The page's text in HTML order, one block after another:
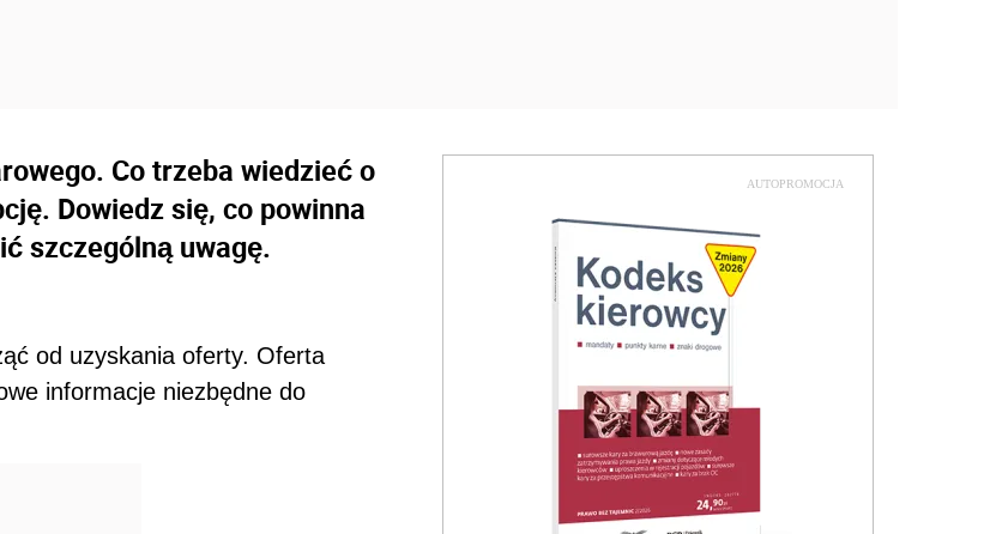
Co trzeba wiedzieć o
Dowiedz się, co powinna
szczególną uwagę.
od uzyskania oferty. Oferta
informacje niezbędne do
AUTOPROMOCJA